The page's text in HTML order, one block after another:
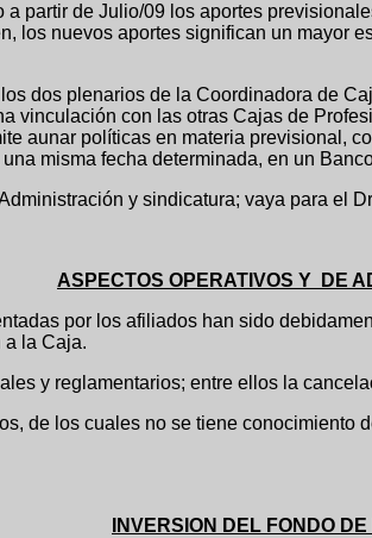
partir de Julio/09 los aportes
nuevos aportes significan un
dos plenarios de la Coordinadora de
con las otras Cajas de
aunar políticas en materia
misma fecha determinada, en un
y sindicatura; vaya para
ASPECTOS OPERATIVOS Y DE
afiliados han sido debidamente
a la Caja.
y reglamentarios; entre ellos la
de los cuales no se tiene
INVERSION DEL FONDO